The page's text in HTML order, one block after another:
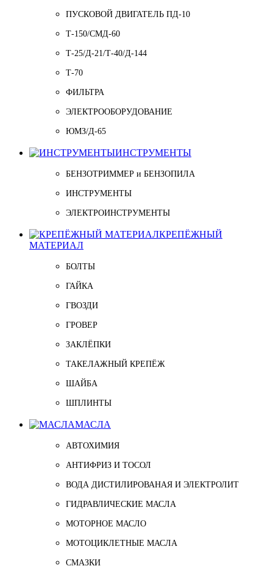
ПУСКОВОЙ ДВИГАТЕЛЬ ПД-10
Т-150/СМД-60
Т-25/Д-21/Т-40/Д-144
Т-70
ФИЛЬТРА
ЭЛЕКТРООБОРУДОВАНИЕ
ЮМЗ/Д-65
ИНСТРУМЕНТЫ
БЕНЗОТРИММЕР и БЕНЗОПИЛА
ИНСТРУМЕНТЫ
ЭЛЕКТРОИНСТРУМЕНТЫ
КРЕПЁЖНЫЙ
МАТЕРИАЛ
БОЛТЫ
ГАЙКА
ГВОЗДИ
ГРОВЕР
ЗАКЛЁПКИ
ТАКЕЛАЖНЫЙ КРЕПЁЖ
ШАЙБА
ШПЛИНТЫ
МАСЛА
АВТОХИМИЯ
АНТИФРИЗ И ТОСОЛ
ВОДА ДИСТИЛИРОВАНАЯ И ЭЛЕКТРОЛИТ
ГИДРАВЛИЧЕСКИЕ МАСЛА
МОТОРНОЕ МАСЛО
МОТОЦИКЛЕТНЫЕ МАСЛА
СМАЗКИ